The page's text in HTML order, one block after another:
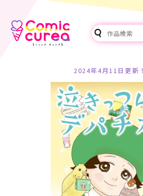
2024年4月11日更新！